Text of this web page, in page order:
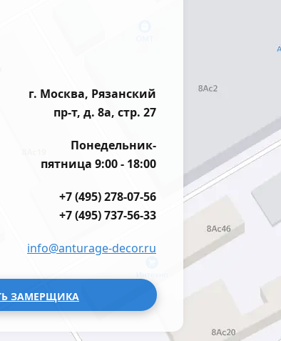
г. Москва, Рязанский
пр-т, д. 8а, стр. 27
Понедельник-
пятница 9:00 - 18:00
+7 (495) 278-07-56
+7 (495) 737-56-33
info@anturage-decor.ru
ЗАМЕРЩИКА